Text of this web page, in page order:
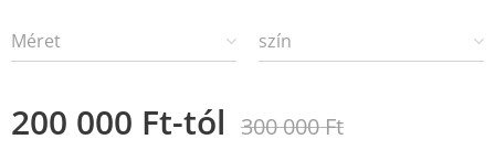
Méret szín
200 000 Ft-tól 300 000Ft